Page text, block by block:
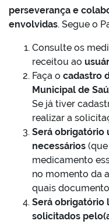
perseverança e
envolvidas. Segue o
Consulte os
receitou ao
Faça o cadastro
Municipal de
Se já tiver
realizar a
Será obrigatório
necessários
medicamento
no momento da
quais
Será obrigatório
solicitados